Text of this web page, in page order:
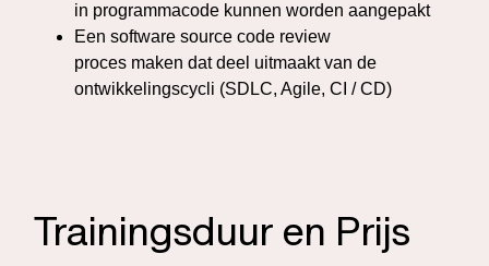
in programmacode kunnen worden aangepakt
Een software source code review
proces maken dat deel uitmaakt van de
ontwikkelingscycli (SDLC, Agile, CI / CD)
Trainingsduur en Prijs